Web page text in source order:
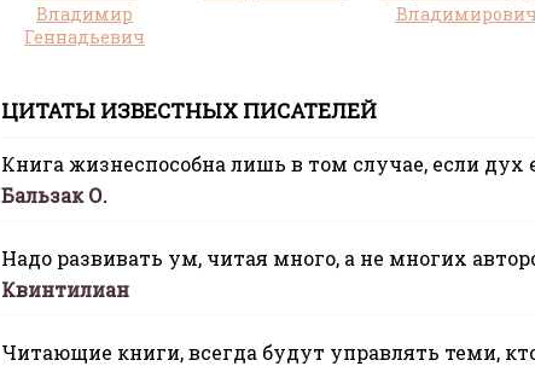
Владимир
Геннадьевич
Владимирович
ЦИТАТЫ ИЗВЕСТНЫХ ПИСАТЕЛЕЙ
Книга жизнеспособна лишь в том случае, если дух
Бальзак О.
Надо развивать ум, читая много, а не многих
Квинтилиан
Читающие книги, всегда будут управлять теми,